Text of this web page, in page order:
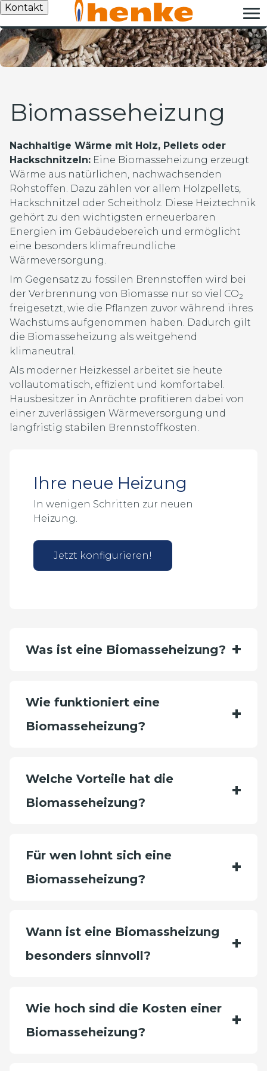
Kontakt
Biomasseheizung
Nachhaltige Wärme mit Holz, Pellets oder
Hackschnitzeln: Eine Biomasseheizung erzeugt
Wärme aus natürlichen, nachwachsenden
Rohstoffen. Dazu zählen vor allem Holzpellets,
Hackschnitzel oder Scheitholz. Diese Heiztechnik
gehört zu den wichtigsten erneuerbaren
Energien im Gebäudebereich und ermöglicht
eine besonders klimafreundliche
Wärmeversorgung.
Im Gegensatz zu fossilen Brennstoffen wird bei
der Verbrennung von Biomasse nur so viel CO2
freigesetzt, wie die Pflanzen zuvor während ihres
Wachstums aufgenommen haben. Dadurch gilt
die Biomasseheizung als weitgehend
klimaneutral.
Als moderner Heizkessel arbeitet sie heute
vollautomatisch, effizient und komfortabel.
Hausbesitzer in Anröchte profitieren dabei von
einer zuverlässigen Wärmeversorgung und
langfristig stabilen Brennstoffkosten.
Ihre neue Heizung
In wenigen Schritten zur neuen
Heizung.
Jetzt konfigurieren!
Was ist eine Biomasseheizung?
Wie funktioniert eine
Biomasseheizung?
Welche Vorteile hat die
Biomasseheizung?
Für wen lohnt sich eine
Biomasseheizung?
Wann ist eine Biomassheizung
besonders sinnvoll?
Wie hoch sind die Kosten einer
Biomasseheizung?